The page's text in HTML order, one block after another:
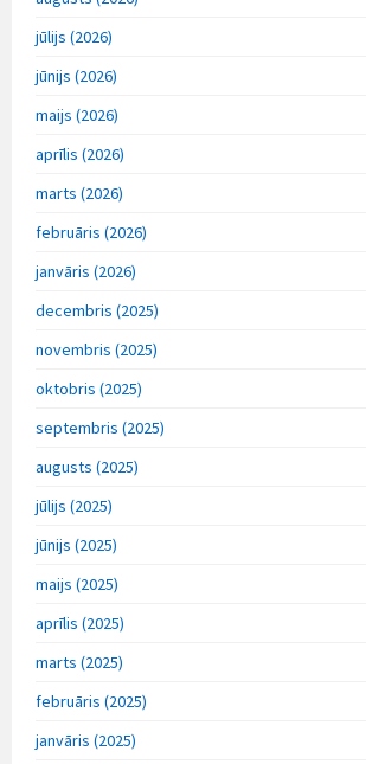
jūlijs (2026)
jūnijs (2026)
maijs (2026)
aprīlis (2026)
marts (2026)
februāris (2026)
janvāris (2026)
decembris (2025)
novembris (2025)
oktobris (2025)
septembris (2025)
augusts (2025)
jūlijs (2025)
jūnijs (2025)
maijs (2025)
aprīlis (2025)
marts (2025)
februāris (2025)
janvāris (2025)